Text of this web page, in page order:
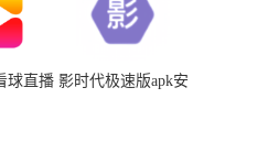
球直播 影时代极速版apk安